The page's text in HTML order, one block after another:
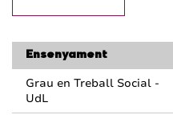
Ensenyament
Grau en Treball Social -
UdL